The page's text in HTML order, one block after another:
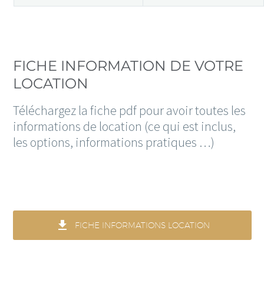
FICHE INFORMATION DE VOTRE
LOCATION
Téléchargez la fiche pdf pour avoir toutes les
informations de location (ce qui est inclus,
les options, informations pratiques …)
 FICHE INFORMATIONS LOCATION